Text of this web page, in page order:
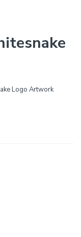
Logo Artwork